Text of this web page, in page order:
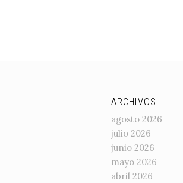
ARCHIVOS
agosto 2026
julio 2026
junio 2026
mayo 2026
abril 2026